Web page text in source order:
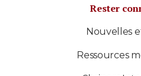
Rester
Nouvelles
Ressources